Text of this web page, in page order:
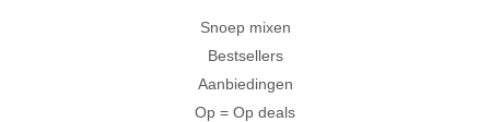
Snoep mixen
Bestsellers
Aanbiedingen
Op = Op deals